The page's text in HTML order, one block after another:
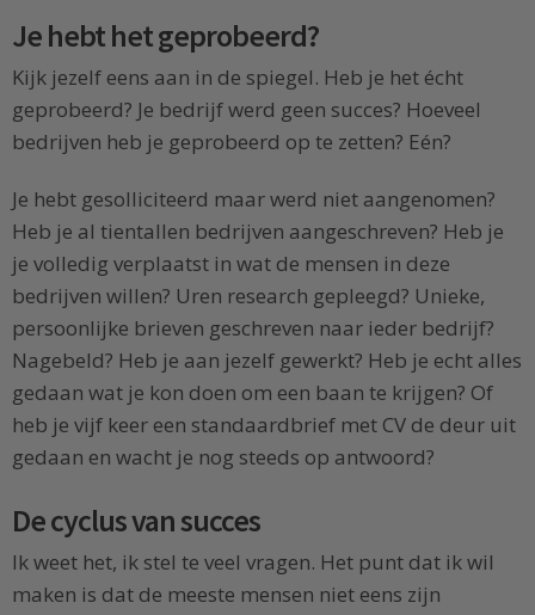
Je hebt het geprobeerd?
Kijk jezelf eens aan in de spiegel. Heb je het écht
geprobeerd? Je bedrijf werd geen succes? Hoeveel
bedrijven heb je geprobeerd op te zetten? Eén?
Je hebt gesolliciteerd maar werd niet aangenomen?
Heb je al tientallen bedrijven aangeschreven? Heb je
je volledig verplaatst in wat de mensen in deze
bedrijven willen? Uren research gepleegd? Unieke,
persoonlijke brieven geschreven naar ieder bedrijf?
Nagebeld? Heb je aan jezelf gewerkt? Heb je echt alles
gedaan wat je kon doen om een baan te krijgen? Of
heb je vijf keer een standaardbrief met CV de deur uit
gedaan en wacht je nog steeds op antwoord?
De cyclus van succes
Ik weet het, ik stel te veel vragen. Het punt dat ik wil
maken is dat de meeste mensen niet eens zijn